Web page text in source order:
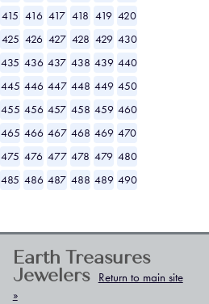
415 416 417 418 419 420
425 426 427 428 429 430
435 436 437 438 439 440
445 446 447 448 449 450
455 456 457 458 459 460
465 466 467 468 469 470
475 476 477 478 479 480
485 486 487 488 489 490
Earth Treasures
Jewelers Return to main site
»